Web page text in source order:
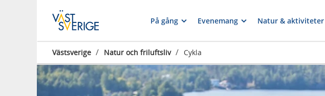
På gång Evenemang Natur & aktiviteter
Västsverige / Natur och friluftsliv / Cykla